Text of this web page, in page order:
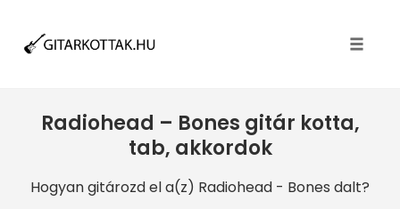
Radiohead – Bones gitár kotta,
tab, akkordok
Hogyan gitározd el a(z) Radiohead - Bones dalt?